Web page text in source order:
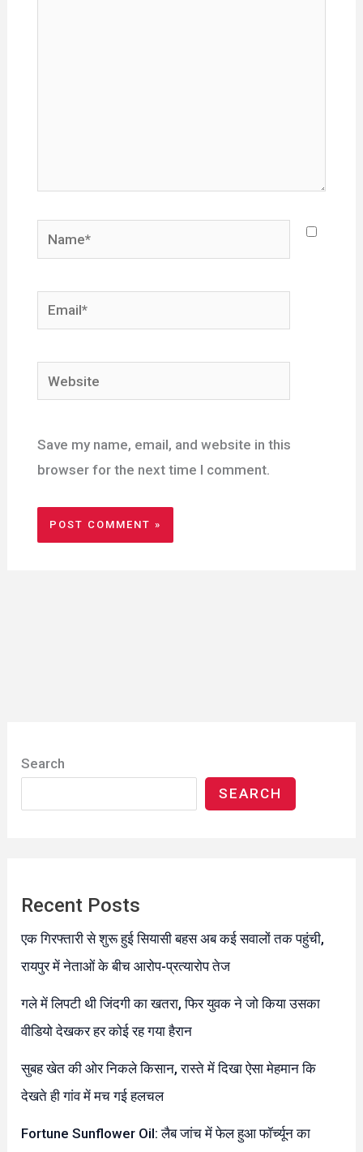
Name*
Email*
Website
Save my name, email, and website in this
browser for the next time I comment.
Search
SEARCH
Recent Posts
एक गिरफ्तारी से शुरू हुई सियासी बहस अब कई सवालों तक पहुंची,
रायपुर में नेताओं के बीच आरोप-प्रत्यारोप तेज
गले में लिपटी थी जिंदगी का खतरा, फिर युवक ने जो किया उसका
वीडियो देखकर हर कोई रह गया हैरान
सुबह खेत की ओर निकले किसान, रास्ते में दिखा ऐसा मेहमान कि
देखते ही गांव में मच गई हलचल
Fortune Sunflower Oil: लैब जांच में फेल हुआ फॉर्च्यून का